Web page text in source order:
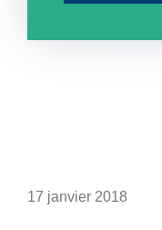
17 janvier 2018